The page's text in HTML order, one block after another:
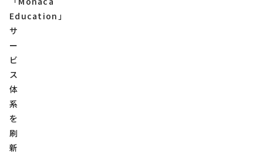
Education」
サ
ー
ビ
ス
体
系
を
刷
新